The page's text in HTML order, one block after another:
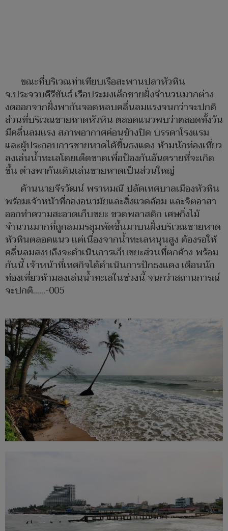
ขณะที่บริเวณท่าเทียบเรือสะพานปลาหัวหิน
จ.ประจวบคีรีขันธ์ เรือประมงเล็กชายฝั่งจำนวนมากต่าง
งดออกจากฝั่งพากันจอดหลบคลื่นลมแรงจนกว่าจะปกติ
ส่วนที่บริเวณชายหาดหัวหิน ตลอดแนวพบว่าตลอดทั้งวัน
มีคลื่นลมแรง สภาพอากาศค่อนข้างปิด บรรดาโรงแรม
และผู้ประกอบการชายหาดได้ขึ้นธงแดง ห้ามนักท่องเที่ยว
ลงเล่นน้ำทะเลโดยเด็ดขาดเพื่อป้องกันอันตรายที่จะเกิด
ขึ้น ต่างพากันเดินเล่นชายหาดเป็นส่วนใหญ่
ด้านนายจีรวัฒน์ พราหมณี ปลัดเทศบาลเมืองหัวหิน
พร้อมเจ้าหน้าที่กองอนามัยและสิ่งแวดล้อม และจิตอาสา
ออกทำความสะอาดเก็บขยะ ขวดพลาสติก เศษกิ่งไม้
จำนวนมากที่ถูกลมมรสุมพัดขึ้นมาบนฝั่งบริเวณชายหาด
หัวหินตลอดแนว แต่เนื่องจากน้ำทะเลหนุนสูง ต้องรอให้
คลื่นลมสงบถึงจะดำเนินการเก็บขยะส่วนที่ตกค้าง พร้อม
กันนี้ เจ้าหน้าที่เทศกิจได้ดำเนินการปักธงแดง เตือนนัก
ท่องเที่ยวห้ามลงเล่นน้ำทะเลในช่วงนี้ จนกว่าสถานการณ์
จะปกติ......-005